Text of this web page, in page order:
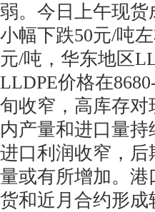
弱。今日上午现
小幅下跌50元/吨
元/吨，华东地区
LLDPE价格在
旬收窄，高库存
内产量和进口量
进口利润收窄，后
量或有所增加。港
货和近月合约形